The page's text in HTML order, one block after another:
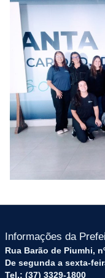
Informações da
Rua Barão de Piumhi,
De segunda a sexta-
Tel.: (37) 3329-1800